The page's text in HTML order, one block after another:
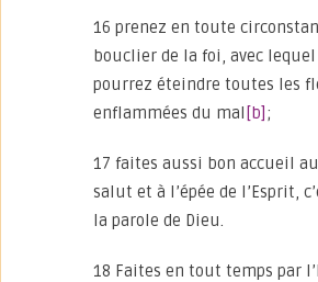
16 prenez en toute
bouclier de la foi, avec lequel
pourrez éteindre toutes les
enflammées du mal [b] ;
17 faites aussi bon accueil
salut et à l’épée de l’Esprit,
la parole de Dieu.
18 Faites en tout temps par